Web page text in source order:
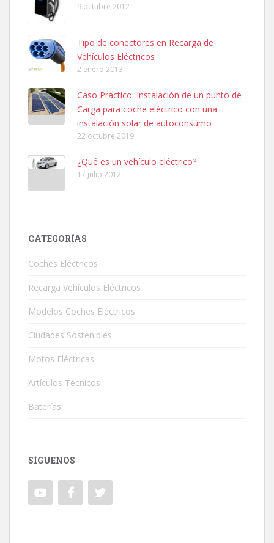
9 octubre 2012
Tipo de conectores en Recarga de
Vehículos Eléctricos
2 enero 2013
Caso Práctico: Instalación de un punto de
Carga para coche eléctrico con una
instalación solar de autoconsumo
22 octubre 2019
¿Qué es un vehículo eléctrico?
17 julio 2012
CATEGORÍAS
Coches Eléctricos
Recarga Vehículos Eléctricos
Modelos Coches Eléctricos
Ciudades Sostenibles
Motos Eléctricas
Artículos Técnicos
Baterías
SÍGUENOS